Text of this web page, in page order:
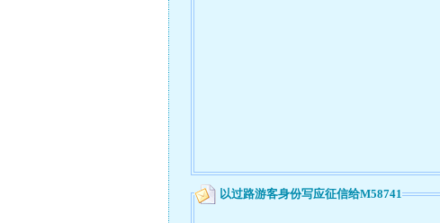
以过路游客身份写应征信给M58741